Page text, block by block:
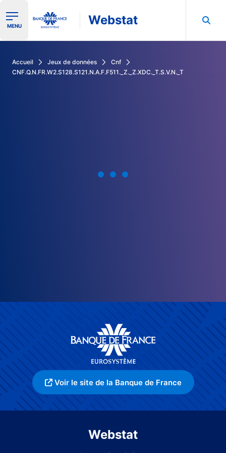
Ouvrir le menu de navigation
MENU Webstat
Accueil Jeux de données
Cnf
CNF.Q.N.FR.W2.S128.S121.N.A.F.F511._Z._Z.XDC._T.S.V.N._T
Voir le site de la Banque de France
Webstat